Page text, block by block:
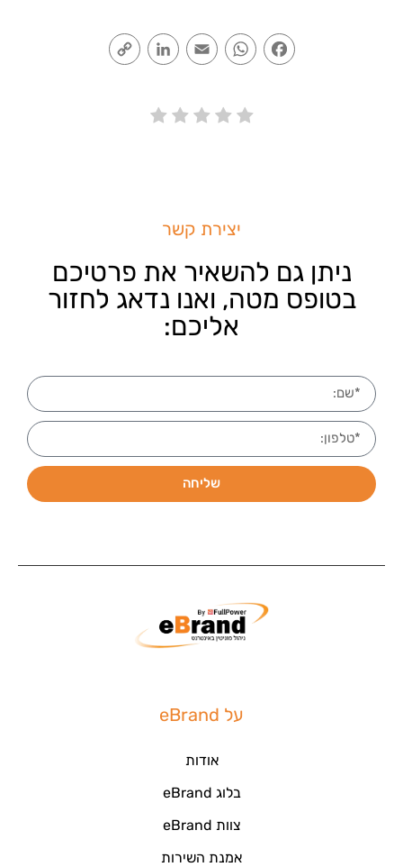
Facebook
WhatsApp
Email
LinkedIn
יצירת קשר
ניתן גם להשאיר את פרטיכם
בטופס מטה, ואנו נדאג לחזור
אליכם:
שליחה
על eBrand
אודות
בלוג eBrand
צוות eBrand
אמנת השירות